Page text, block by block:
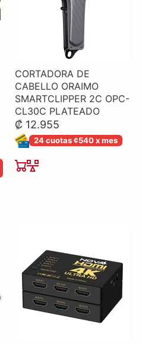
CORTADORA DE
CABELLO ORAIMO
SMARTCLIPPER 2C OPC-
CL30C PLATEADO
₡ 12.955
24 cuotas ¢540 x mes